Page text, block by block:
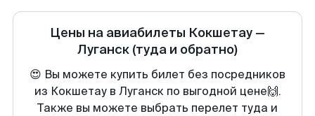
Цены на авиабилеты Кокшетау —
Луганск (туда и обратно)
😍 Вы можете купить билет без посредников
из Кокшетау в Луганск по выгодной цене🙌.
Также вы можете выбрать перелет туда и